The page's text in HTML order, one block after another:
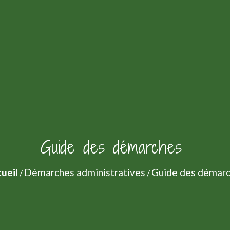
Guide des démarches
/ Démarches administratives / Guide des